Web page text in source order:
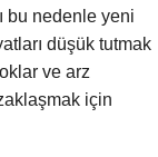
bu nedenle yeni
düşük tutmak
ve arz
için